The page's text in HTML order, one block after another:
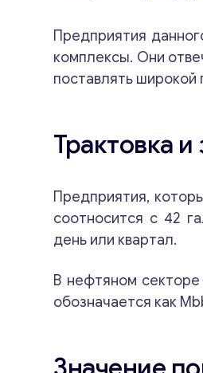
Предприятия
комплексы. Они
поставлять широкой
Трактовка
Предприятия,
соотносится с 42
день или квартал.
В нефтяном
обозначается как